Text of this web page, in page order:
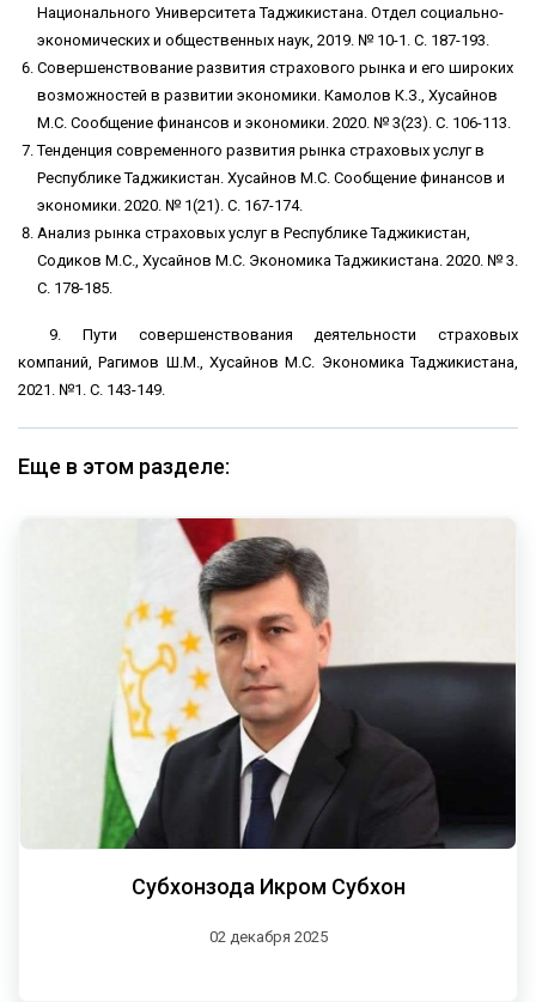
Национального Университета Таджикистана. Отдел социально-
экономических и общественных наук, 2019. № 10-1. С. 187-193.
Совершенствование развития страхового рынка и его широких
возможностей в развитии экономики. Камолов К.З., Хусайнов
М.С. Сообщение финансов и экономики. 2020. № 3(23). С. 106-113.
Тенденция современного развития рынка страховых услуг в
Республике Таджикистан. Хусайнов М.С. Сообщение финансов и
экономики. 2020. № 1(21). С. 167-174.
Анализ рынка страховых услуг в Республике Таджикистан,
Содиков М.С., Хусайнов М.С. Экономика Таджикистана. 2020. № 3.
С. 178-185.
9. Пути совершенствования деятельности страховых
компаний, Рагимов Ш.М., Хусайнов М.С. Экономика Таджикистана,
2021. №1. С. 143-149.
Еще в этом разделе:
Субхонзода Икром Субхон
02 декабря 2025